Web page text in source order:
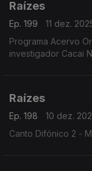
Raízes
Ep. 199
11 dez.
Programa Acervo
investigador Cacai
Raízes
Ep. 198
10 dez.
Canto Difónico 2 -